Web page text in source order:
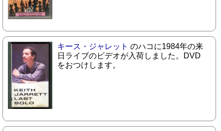
キース・ジャレット のハコに1984年の来
日ライブのビデオが入荷しました。DVD
をおつけします。